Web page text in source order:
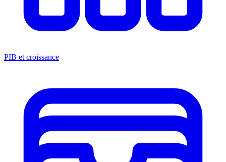
PIB et croissance